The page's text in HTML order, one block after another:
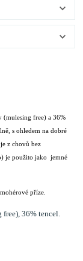
(mulesing free) a 36%
s ohledem na dobré
z chovů bez
je použito jako jemné
příze.
36% tencel.